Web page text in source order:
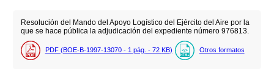
Resolución del Mando del Apoyo Logístico del Ejército del Aire por la
que se hace pública la adjudicación del expediente número 976813.
PDF (BOE-B-1997-13070 - 1 pág. - 72 KB) Otros formatos